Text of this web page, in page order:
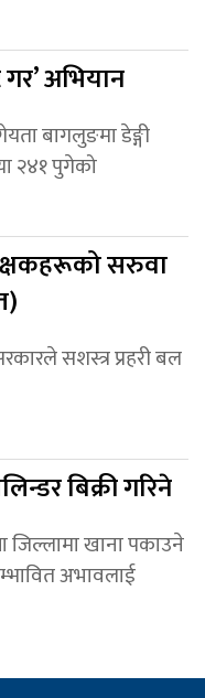
गर’ अभियान
बागलुङमा डेङ्गी
२४१ पुगेको
सरुवा
सशस्त्र प्रहरी बल
बिक्री गरिने
खाना पकाउने
अभावलाई